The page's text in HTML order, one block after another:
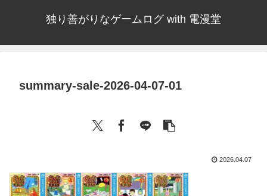
独り善がりなゲームログ with 電漫堂
summary-sale-2026-04-07-01
2026.04.07